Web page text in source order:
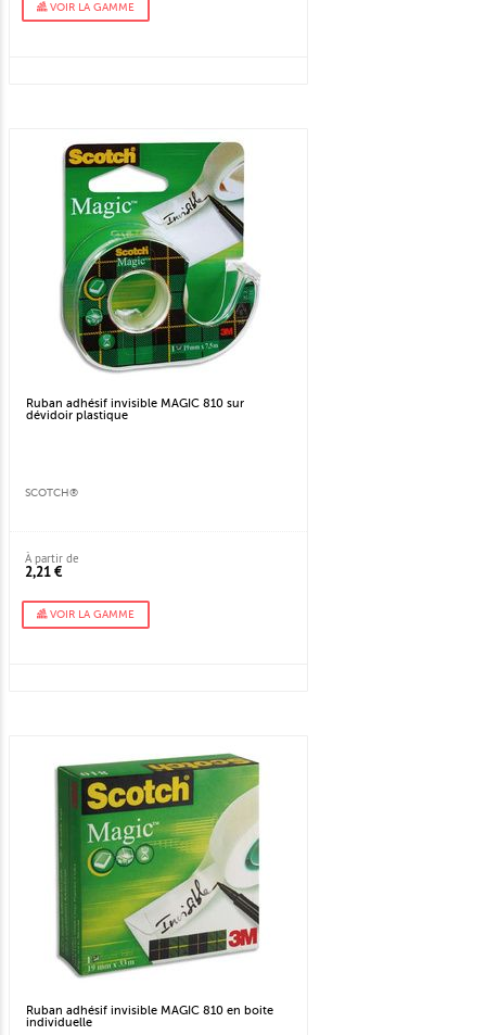
VOIR LA GAMME
Ruban adhésif invisible MAGIC 810 sur
dévidoir plastique
SCOTCH®
À partir de
2,21 €
VOIR LA GAMME
Ruban adhésif invisible MAGIC 810 en boite
individuelle